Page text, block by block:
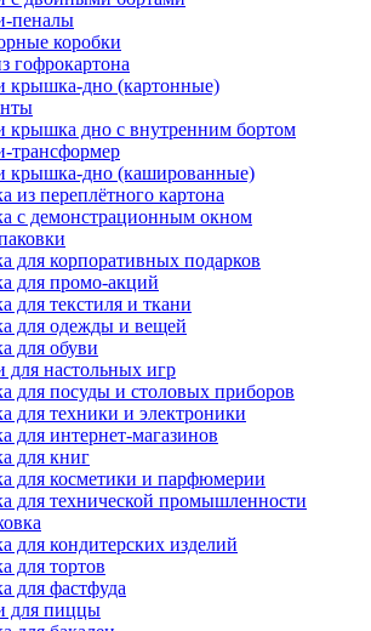
пеналы
коробки
гофрокартона
крышка-дно (картонные)
крышка дно с внутренним бортом
трансформер
крышка-дно (кашированные)
из переплётного картона
с демонстрационным окном
для корпоративных подарков
для промо-акций
для текстиля и ткани
для одежды и вещей
для обуви
для настольных игр
для посуды и столовых приборов
для техники и электроники
для интернет-магазинов
для книг
для косметики и парфюмерии
для технической промышленности
для кондитерских изделий
для тортов
для фастфуда
для пиццы